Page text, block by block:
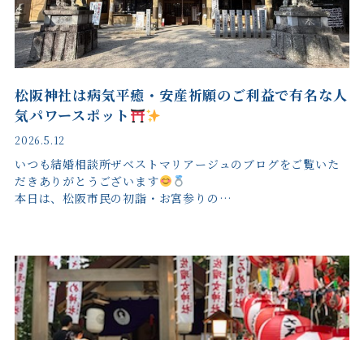
松阪神社は病気平癒・安産祈願のご利益で有名な人
気パワースポット
2026.5.12
いつも結婚相談所ザベストマリアージュのブログをご覧いた
だきありがとうございます
本日は、松阪市民の初詣・お宮参りの…